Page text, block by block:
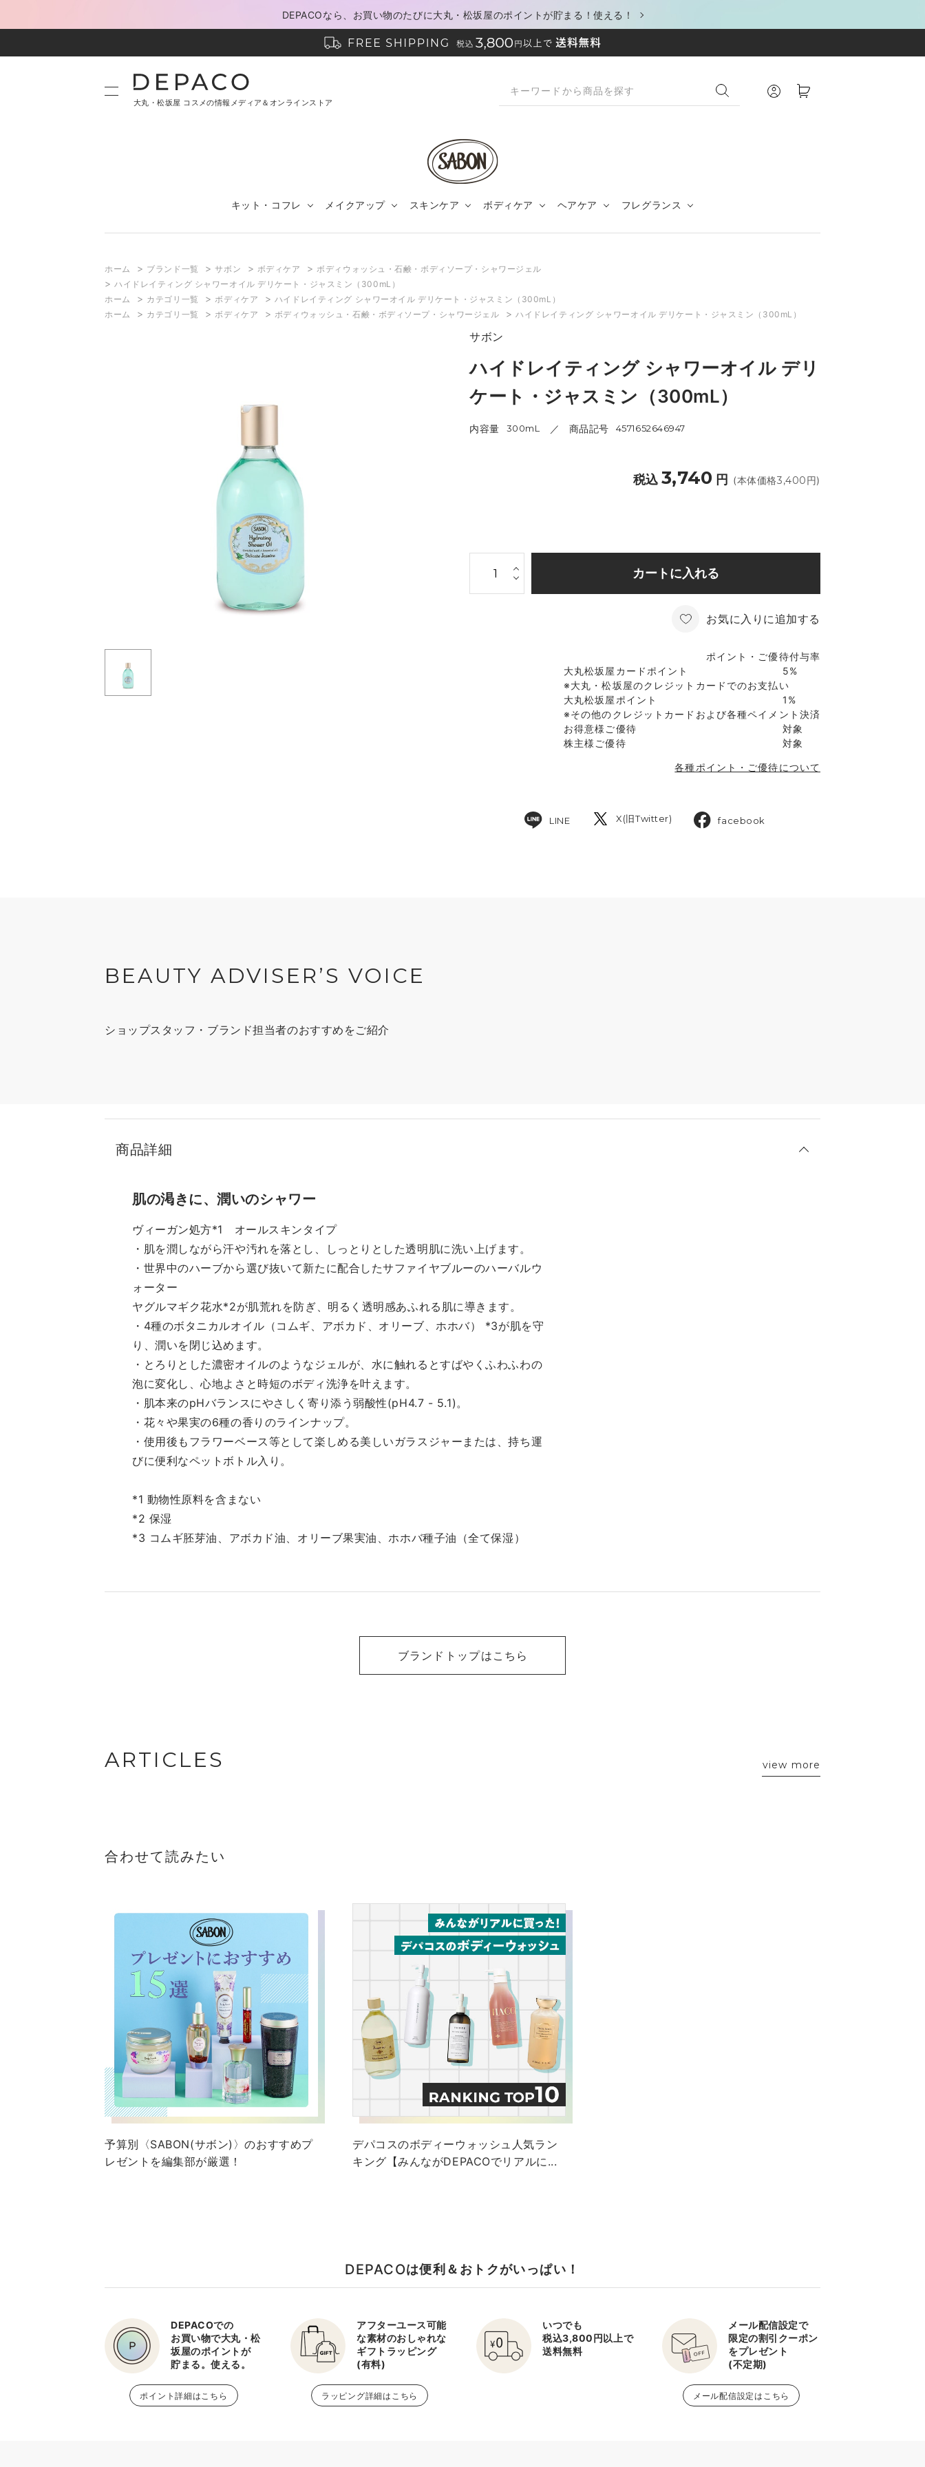
DEPACOなら、お買い物のたびに大丸・松坂屋のポイントが貯まる！使える！
大丸・松坂屋 コスメの情報メディア＆オンラインストア
キット・コフレ メイクアップ スキンケア ボディケア ヘアケア フレグランス
ホーム > ブランド一覧 >サボン > ボディケア > ボディウォッシュ・石鹸・ボディソープ・シャワージェル
> ハイドレイティング シャワーオイル デリケート・ジャスミン（300mL）
ホーム
> カテゴリ一覧 > ボディケア > ハイドレイティング シャワーオイル デリケート・ジャスミン（300mL）
ホーム
> カテゴリ一覧 > ボディケア > ボディウォッシュ・石鹸・ボディソープ・シャワージェル > ハイドレイティング シャワーオイル デリケート・ジャスミン（300mL）
サボン
ハイドレイティング シャワーオイル デリ
ケート・ジャスミン（300mL）
内容量 300mL 商品記号 4571652646947
税込3,740 円 (本体価格3,400円)
カートに入れる
お気に入りに追加する
ポイント・ご優待付与率
大丸松坂屋カードポイント
5%
※大丸・松坂屋のクレジットカードでのお支払い
大丸松坂屋ポイント
1%
※その他のクレジットカードおよび各種ペイメント決済
お得意様ご優待
対象
株主様ご優待
対象
各種ポイント・ご優待について
LINE X(旧Twitter) facebook
BEAUTY ADVISER’S VOICE
ショップスタッフ・ブランド担当者のおすすめをご紹介
商品詳細
肌の渇きに、潤いのシャワー
ヴィーガン処方*1 オールスキンタイプ
・肌を潤しながら汗や汚れを落とし、しっとりとした透明肌に洗い上げます。
・世界中のハーブから選び抜いて新たに配合したサファイヤブルーのハーバルウ
ォーター
ヤグルマギク花水*2が肌荒れを防ぎ、明るく透明感あふれる肌に導きます。
・4種のボタニカルオイル（コムギ、アボカド、オリーブ、ホホバ） *3が肌を守
り、潤いを閉じ込めます。
・とろりとした濃密オイルのようなジェルが、水に触れるとすばやくふわふわの
泡に変化し、心地よさと時短のボディ洗浄を叶えます。
・肌本来のpHバランスにやさしく寄り添う弱酸性(pH4.7 - 5.1)。
・花々や果実の6種の香りのラインナップ。
・使用後もフラワーベース等として楽しめる美しいガラスジャーまたは、持ち運
びに便利なペットボトル入り。
*1 動物性原料を含まない
*2 保湿
*3 コムギ胚芽油、アボカド油、オリーブ果実油、ホホバ種子油（全て保湿）
ブランドトップはこちら
ARTICLES view more
合わせて読みたい
予算別〈SABON(サボン)〉のおすすめプ
レゼントを編集部が厳選！
デパコスのボディーウォッシュ人気ラン
キング【みんながDEPACOでリアルに...
DEPACOは便利＆おトクがいっぱい！
DEPACOでの
お買い物で大丸・松
坂屋のポイントが
貯まる。使える。
ポイント詳細はこちら
アフターユース可能
な素材のおしゃれな
ギフトラッピング
(有料)
ラッピング詳細はこちら
いつでも
税込3,800円以上で
送料無料
メール配信設定で
限定の割引クーポン
をプレゼント
(不定期)
メール配信設定はこちら